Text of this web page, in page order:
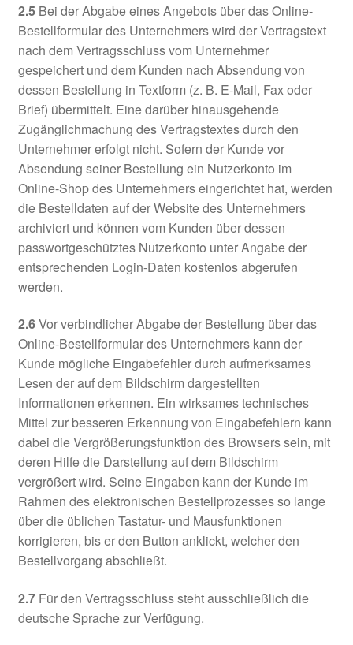
2.5Bei der Abgabe eines Angebots über das Online-
Bestellformular des Unternehmers wird der Vertragstext
nach dem Vertragsschluss vom Unternehmer
gespeichert und dem Kunden nach Absendung von
dessen Bestellung in Textform (z. B. E-Mail, Fax oder
Brief) übermittelt. Eine darüber hinausgehende
Zugänglichmachung des Vertragstextes durch den
Unternehmer erfolgt nicht. Sofern der Kunde vor
Absendung seiner Bestellung ein Nutzerkonto im
Online-Shop des Unternehmers eingerichtet hat, werden
die Bestelldaten auf der Website des Unternehmers
archiviert und können vom Kunden über dessen
passwortgeschütztes Nutzerkonto unter Angabe der
entsprechenden Login-Daten kostenlos abgerufen
werden.
2.6Vor verbindlicher Abgabe der Bestellung über das
Online-Bestellformular des Unternehmers kann der
Kunde mögliche Eingabefehler durch aufmerksames
Lesen der auf dem Bildschirm dargestellten
Informationen erkennen. Ein wirksames technisches
Mittel zur besseren Erkennung von Eingabefehlern kann
dabei die Vergrößerungsfunktion des Browsers sein, mit
deren Hilfe die Darstellung auf dem Bildschirm
vergrößert wird. Seine Eingaben kann der Kunde im
Rahmen des elektronischen Bestellprozesses so lange
über die üblichen Tastatur- und Mausfunktionen
korrigieren, bis er den Button anklickt, welcher den
Bestellvorgang abschließt.
2.7Für den Vertragsschluss steht ausschließlich die
deutsche Sprache zur Verfügung.